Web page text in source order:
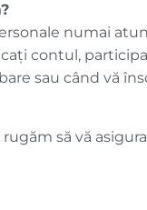
numai
contul,
sau când vă
să vă